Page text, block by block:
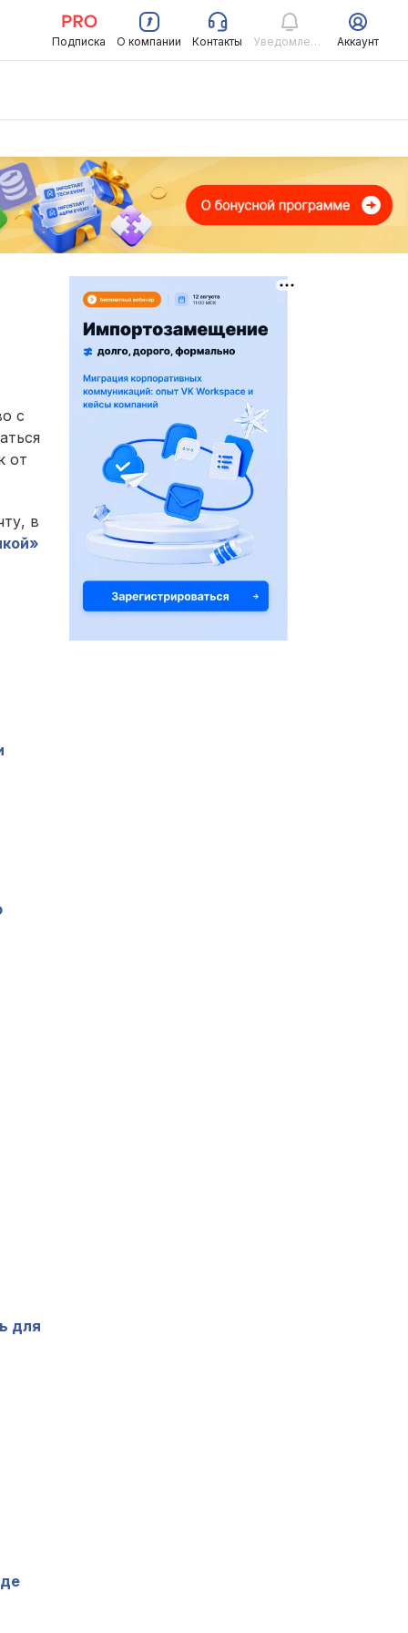
Подписка О компании Контакты Уведомления Аккаунт
с
от
в
для